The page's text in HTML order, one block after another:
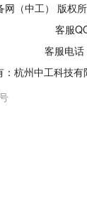
网（中工） 版权
客服
客服电
：杭州中工科技